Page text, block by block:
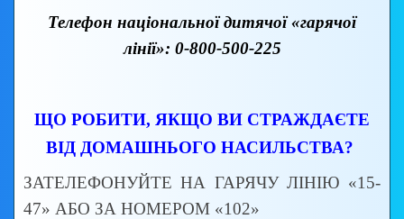
Телефон національної дитячої «гарячої
лінії»: 0-800-500-225
ЩО РОБИТИ, ЯКЩО ВИ СТРАЖДАЄТЕ
ВІД ДОМАШНЬОГО НАСИЛЬСТВА?
ЗАТЕЛЕФОНУЙТЕ НА ГАРЯЧУ ЛІНІЮ «15-
47» АБО ЗА НОМЕРОМ «102»